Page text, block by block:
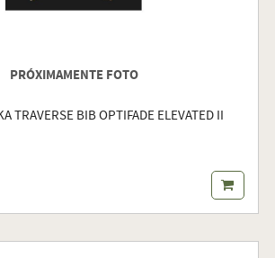
PRÓXIMAMENTE FOTO
TRAVERSE BIB OPTIFADE ELEVATED II